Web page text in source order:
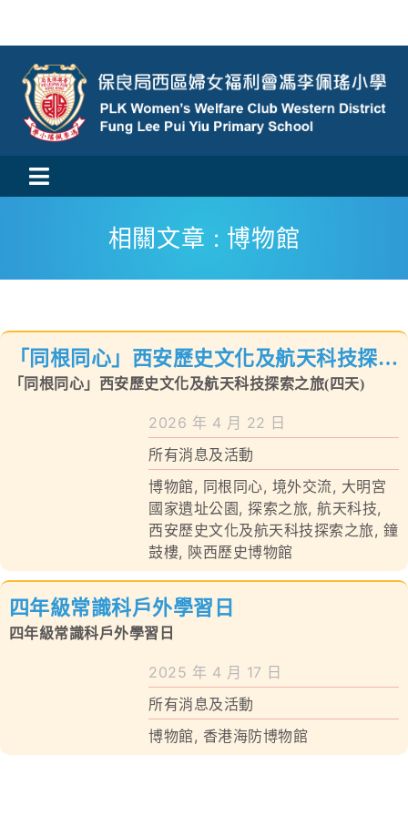
content
Toggle
Navigation
校風及學生支援
相關文章 : 博物館
「同根同心」西安歷史文化及航天科技探索
之旅(四天)
「同根同心」西安歷史文化及航天科技探索之旅(四天)
2026 年 4 月 22 日
所有消息及活動
博物館, 同根同心, 境外交流, 大明宮
國家遺址公園, 探索之旅,航天科技,
西安歷史文化及航天科技探索之旅, 鐘
鼓樓, 陝西歷史博物館
四年級常識科戶外學習日
四年級常識科戶外學習日
2025 年 4 月 17 日
所有消息及活動
博物館, 香港海防博物館